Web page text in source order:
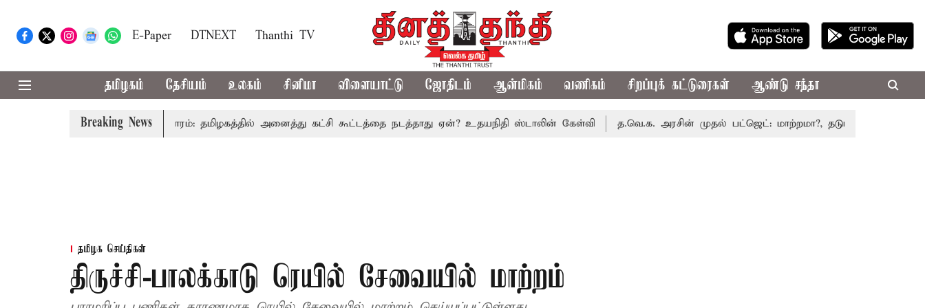
E-Paper DTNEXT Thanthi TV
தமிழகம் தேசியம் உலகம் சினிமா விளையாட்டு ஜோதிடம் ஆன்மிகம் வணிகம் சிறப்புக் கட்டுரைகள் ஆண்டு சந்தா
Breaking News
காவிரி விவகாரம்: தமிழகத்தில் அனைத்து கட்சி கூட்டத்தை நடத்தாது ஏன்? உதயநிதி ஸ்டாலின் கேள்வி த.வெ.க. அரசின் முதல் பட்ஜெட்: மாற்றமா?, தடுமாற்றமா?
தமிழக செய்திகள்
திருச்சி-பாலக்காடு ரெயில் சேவையில் மாற்றம்